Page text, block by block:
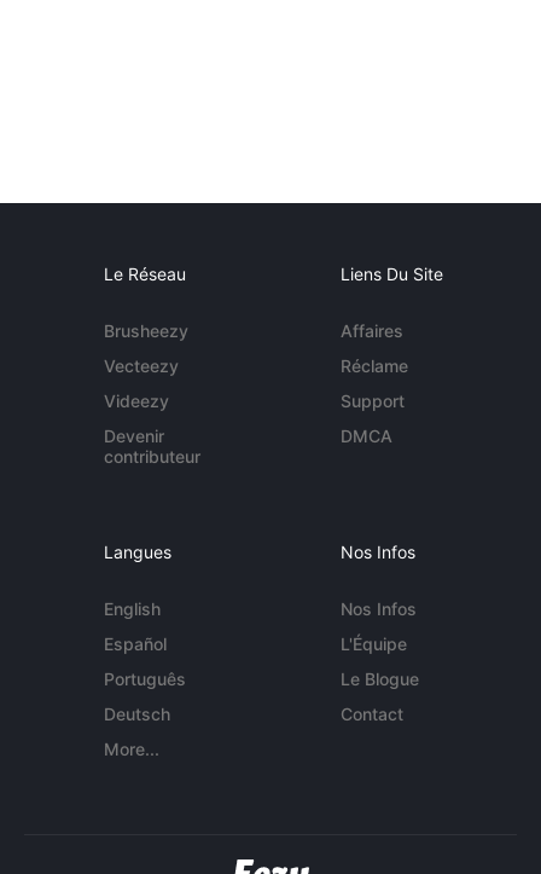
Le Réseau
Brusheezy
Vecteezy
Videezy
Devenir
contributeur
Liens Du Site
Affaires
Réclame
Support
DMCA
Langues
English
Español
Português
Deutsch
More...
Nos Infos
Nos Infos
L'Équipe
Le Blogue
Contact